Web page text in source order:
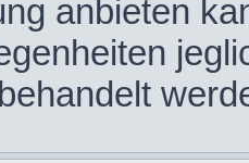
anbieten